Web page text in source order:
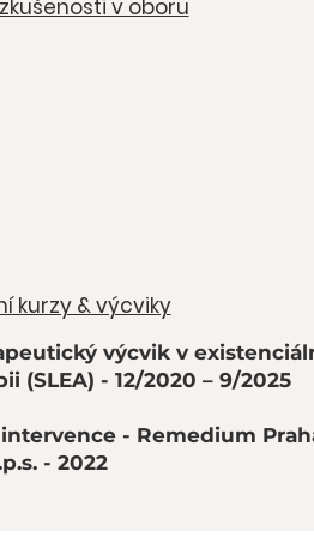
v oboru
kurzy & výcviky
výcvik v
(SLEA) - 12/2020 – 9/2025
- Remedium
- 2022